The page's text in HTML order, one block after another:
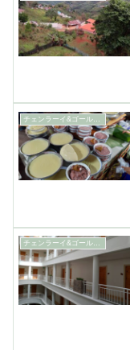
チェンラーイ&ゴールデントライアングル